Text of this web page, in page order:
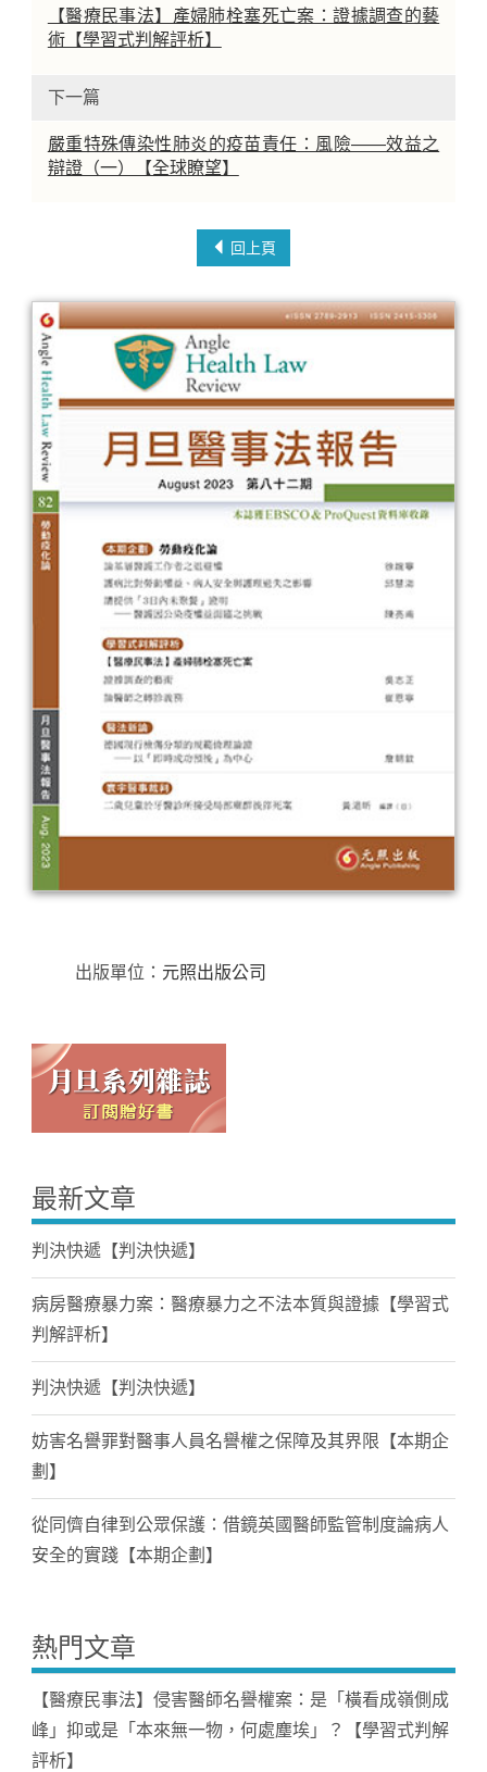
【醫療民事法】產婦肺栓塞死亡案：證據調查的藝
術【學習式判解評析】
下一篇
嚴重特殊傳染性肺炎的疫苗責任：風險——效益之
辯證（一）【全球瞭望】
回上頁
出版單位： 元照出版公司
最新文章
判決快遞【判決快遞】
病房醫療暴力案：醫療暴力之不法本質與證據【學習式
判解評析】
判決快遞【判決快遞】
妨害名譽罪對醫事人員名譽權之保障及其界限【本期企
劃】
從同儕自律到公眾保護：借鏡英國醫師監管制度論病人
安全的實踐【本期企劃】
熱門文章
【醫療民事法】侵害醫師名譽權案：是「橫看成嶺側成
峰」抑或是「本來無一物，何處塵埃」？【學習式判解
評析】